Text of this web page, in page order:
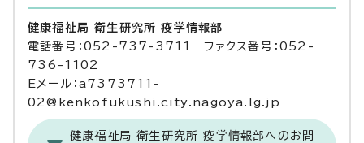
健康福祉局 衛生研究所 疫学情報部
電話番号：052-737-3711 ファクス番号：052-
736-1102
Eメール：a7373711-
02@kenkofukushi.city.nagoya.lg.jp
健康福祉局 衛生研究所 疫学情報部へのお問